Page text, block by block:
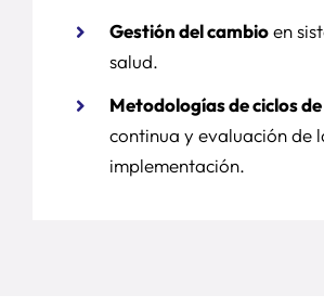
Gestión del cambioen
salud.
Metodologías de ciclos
continua y evaluación de
implementación.